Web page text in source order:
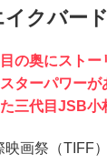
クバー
の奥にストー
ターパワーが
三代目JSB小
画祭（TIFF